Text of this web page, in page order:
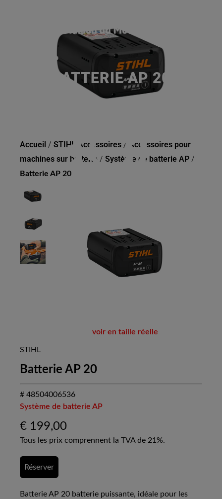
BATTERIE AP 20
Accueil / STIHL Accessoires /
Accessoires pour
machines sur batterie / Système de batterie AP /
Batterie AP 20
voir en taille réelle
STIHL
Batterie AP 20
# 48504006536
Système de batterie AP
€ 199,00
Tous les prix comprennent la TVA de 21%.
Réserver
Batterie AP 20 batterie puissante, idéale pour les